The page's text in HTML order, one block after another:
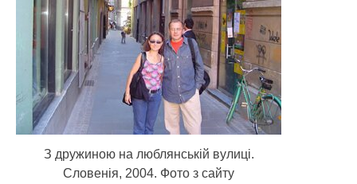
З дружиною на люблянській вулиці.
Словенія, 2004. Фото з сайту